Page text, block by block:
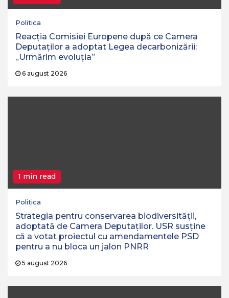
Politica
Reacția Comisiei Europene după ce Camera
Deputaților a adoptat Legea decarbonizării:
„Urmărim evoluția”
6 august 2026
1 min read
Politica
Strategia pentru conservarea biodiversităţii,
adoptată de Camera Deputaţilor. USR susține
că a votat proiectul cu amendamentele PSD
pentru a nu bloca un jalon PNRR
5 august 2026